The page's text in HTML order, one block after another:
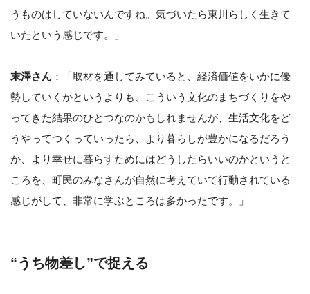
うものはしていないんですね。気づいたら東川らしく生きて
いたという感じです。」
末澤さん ：「取材を通してみていると、経済価値をいかに優
勢していくかというよりも、こういう文化のまちづくりをや
ってきた結果のひとつなのかもしれませんが、生活文化をど
うやってつくっていったら、より暮らしが豊かになるだろう
か、より幸せに暮らすためにはどうしたらいいのかというと
ころを、町民のみなさんが自然に考えていて行動されている
感じがして、非常に学ぶところは多かったです。」
“うち物差し”で捉える